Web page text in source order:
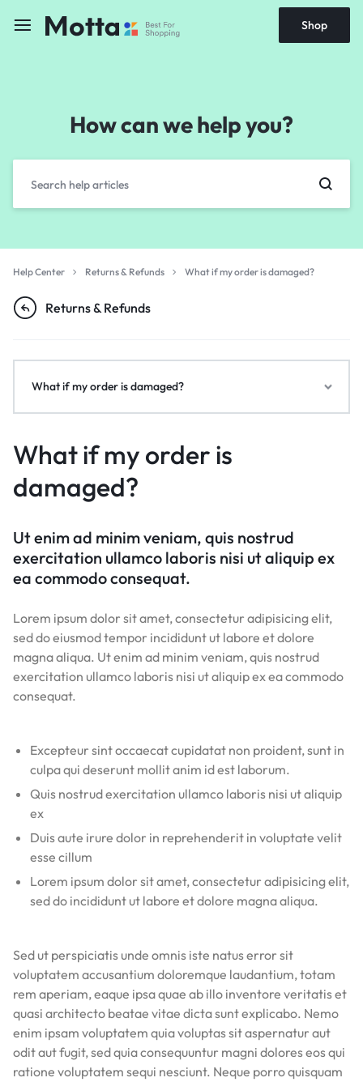
Shop
How can we help you?
Help Center Returns & Refunds What if my order is damaged?
Returns & Refunds
What if my order is
damaged?
Ut enim ad minim veniam, quis nostrud
exercitation ullamco laboris nisi ut aliquip ex
ea commodo consequat.
Lorem ipsum dolor sit amet, consectetur adipisicing elit,
sed do eiusmod tempor incididunt ut labore et dolore
magna aliqua. Ut enim ad minim veniam, quis nostrud
exercitation ullamco laboris nisi ut aliquip ex ea commodo
consequat.
Excepteur sint occaecat cupidatat non proident, sunt in
culpa qui deserunt mollit anim id est laborum.
Quis nostrud exercitation ullamco laboris nisi ut aliquip
ex
Duis aute irure dolor in reprehenderit in voluptate velit
esse cillum
Lorem ipsum dolor sit amet, consectetur adipisicing elit,
sed do incididunt ut labore et dolore magna aliqua.
Sed ut perspiciatis unde omnis iste natus error sit
voluptatem accusantium doloremque laudantium, totam
rem aperiam, eaque ipsa quae ab illo inventore veritatis et
quasi architecto beatae vitae dicta sunt explicabo. Nemo
enim ipsam voluptatem quia voluptas sit aspernatur aut
odit aut fugit, sed quia consequuntur magni dolores eos qui
ratione voluptatem sequi nesciunt. Neque porro quisquam
What if my order is damaged?